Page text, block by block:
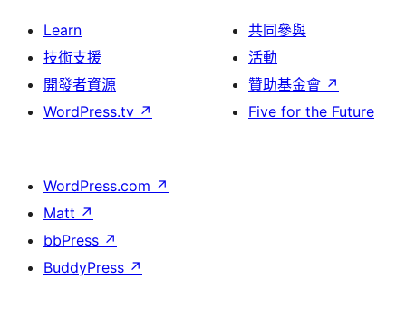
Learn
技術支援
開發者資源
WordPress.tv ↗
共同參與
活動
贊助基金會 ↗
Five for the Future
WordPress.com ↗
Matt ↗
bbPress ↗
BuddyPress ↗